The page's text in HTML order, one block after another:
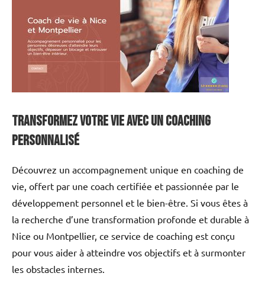
Transformez Votre Vie avec un Coaching
Personnalisé
Découvrez un accompagnement unique en coaching de
vie, offert par une coach certifiée et passionnée par le
développement personnel et le bien-être. Si vous êtes à
la recherche d’une transformation profonde et durable à
Nice ou Montpellier, ce service de coaching est conçu
pour vous aider à atteindre vos objectifs et à surmonter
les obstacles internes.